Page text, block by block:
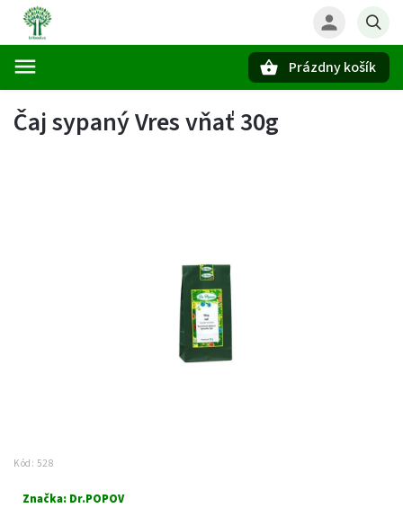
Prázdny košík
Čaj sypaný Vres vňať 30g
Kód: 528
Značka: Dr.POPOV